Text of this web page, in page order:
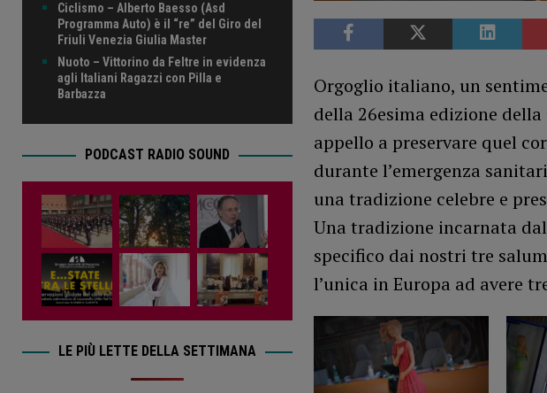
Orgoglio italiano, un
della 26esima edizione
appello a preservare quel
durante l’emergenza
una tradizione celebre e
Una tradizione incarnata
specifico dai nostri tre
l’unica in Europa ad avere
Ciclismo – Alberto Baesso (Asd
Programma Auto) è il “re” del Giro del
Friuli Venezia Giulia Master
Nuoto – Vittorino da Feltre in evidenza
agli Italiani Ragazzi con Pilla e
Barbazza
PODCAST RADIO SOUND
LE PIÙ LETTE DELLA SETTIMANA